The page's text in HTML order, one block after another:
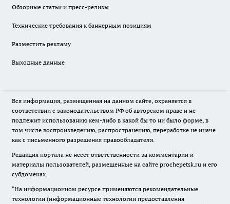
Обзорные статьи и пресс-релизы
Технические требования к баннерным позициям
Разместить рекламу
Выходные данные
Вся информация, размещенная на данном сайте, охраняется в
соответствии с законодательством РФ об авторском праве и не
подлежит использованию кем-либо в какой бы то ни было форме, в
том числе воспроизведению, распространению, переработке не иначе
как с письменного разрешения правообладателя.
Редакция портала не несет ответственности за комментарии и
материалы пользователей, размещенные на сайте prochepetsk.ru и его
субдоменах.
"На информационном ресурсе применяются рекомендательные
технологии (информационные технологии предоставления